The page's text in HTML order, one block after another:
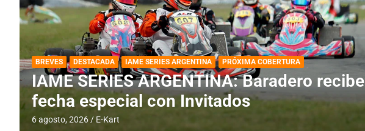
DESTACADA IAME SERIES ARGENTINA
IAME SERIES ARGENTINA: Horarios para la
fecha con Invitados
4 agosto, 2026 E-Kart